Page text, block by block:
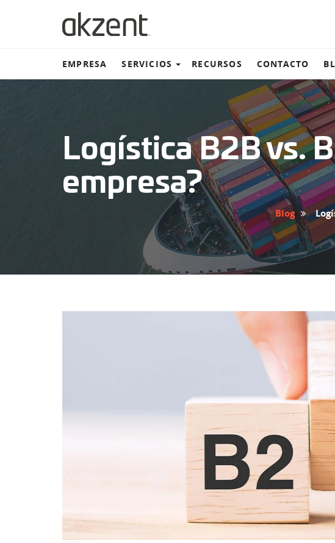
EMPRESA SERVICIOS
Almacén y distribución
Transportación terrestre
Transportación marítima
Transportación aérea
RECURSOS CONTACTO
Logística B2B vs.
empresa?
Blog